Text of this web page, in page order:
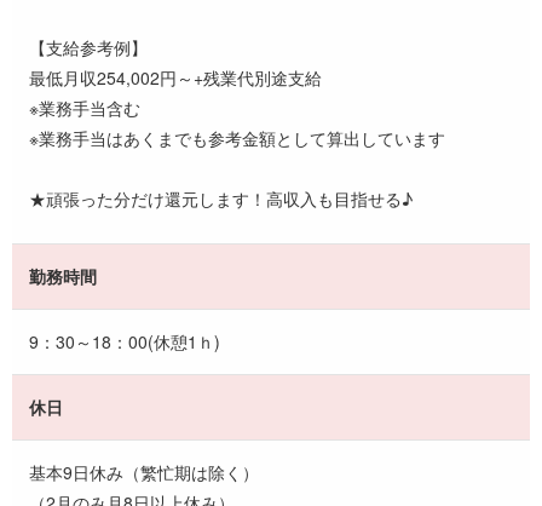
【支給参考例】
最低月収254,002円～+残業代別途支給
※業務手当含む
※業務手当はあくまでも参考金額として算出しています
★頑張った分だけ還元します！高収入も目指せる♪
勤務時間
9：30～18：00(休憩1ｈ)
休日
基本9日休み（繁忙期は除く）